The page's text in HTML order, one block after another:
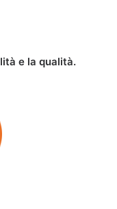
e la qualità.